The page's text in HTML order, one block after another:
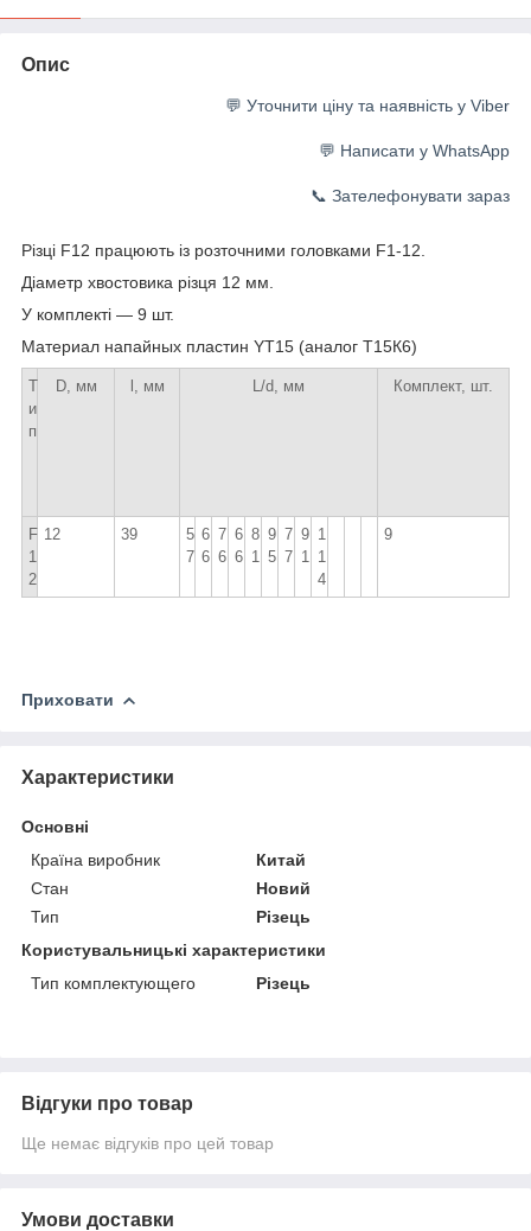
Опис
💬 Уточнити ціну та наявність у Viber
💬 Написати у WhatsApp
📞 Зателефонувати зараз
Різці F12 працюють із розточними головками F1-12.
Діаметр хвостовика різця 12 мм.
У комплекті — 9 шт.
Материал напайных пластин YT15 (аналог Т15К6)
Т
и
п
D, мм l, мм L/d, мм Комплект, шт.
F
1
2
12 39
5
7
6
6
7
6
6
6
8
1
9
5
7
7
9
1
1
1
4
9
Приховати
Характеристики
Основні
Країна виробник
Китай
Стан
Новий
Тип
Різець
Користувальницькі характеристики
Тип комплектующего
Різець
Відгуки про товар
Ще немає відгуків про цей товар
Умови доставки